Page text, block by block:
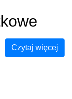
Czytaj więcej